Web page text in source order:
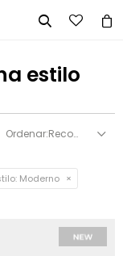

estilo
Recomendados
Moderno